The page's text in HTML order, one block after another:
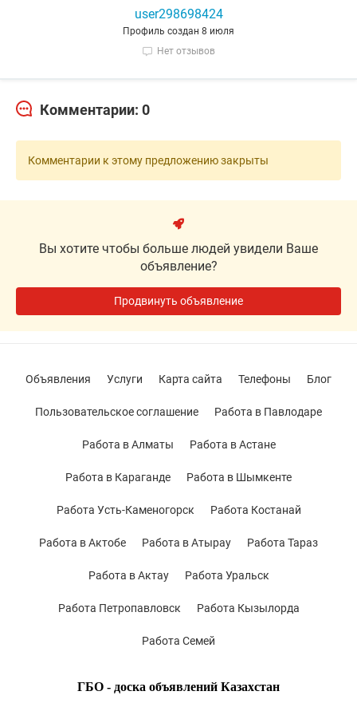
user298698424
Профиль создан 8 июля
Нет отзывов
Комментарии: 0
Комментарии к этому предложению закрыты
Вы хотите чтобы больше людей увидели Ваше
объявление?
Продвинуть объявление
ГБО - доска объявлений Казахстан
Объявления Услуги Карта сайта Телефоны Блог
Пользовательское соглашение Работа в Павлодаре
Работа в Алматы Работа в Астане
Работа в Караганде Работа в Шымкенте
Работа Усть-Каменогорск Работа Костанай
Работа в Актобе Работа в Атырау Работа Тараз
Работа в Актау Работа Уральск
Работа Петропавловск Работа Кызылорда
Работа Семей